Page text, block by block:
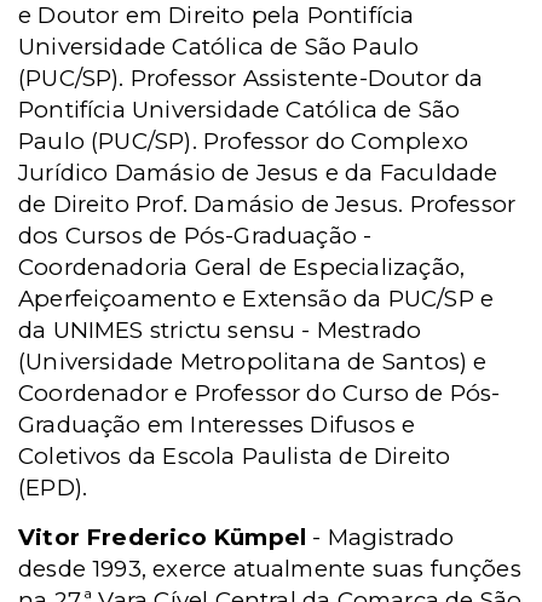
e Doutor em Direito pela Pontifícia
Universidade Católica de São Paulo
(PUC/SP). Professor Assistente-Doutor da
Pontifícia Universidade Católica de São
Paulo (PUC/SP). Professor do Complexo
Jurídico Damásio de Jesus e da Faculdade
de Direito Prof. Damásio de Jesus. Professor
dos Cursos de Pós-Graduação -
Coordenadoria Geral de Especialização,
Aperfeiçoamento e Extensão da PUC/SP e
da UNIMES strictu sensu - Mestrado
(Universidade Metropolitana de Santos) e
Coordenador e Professor do Curso de Pós-
Graduação em Interesses Difusos e
Coletivos da Escola Paulista de Direito
(EPD).
Vitor Frederico Kümpel - Magistrado
desde 1993, exerce atualmente suas funções